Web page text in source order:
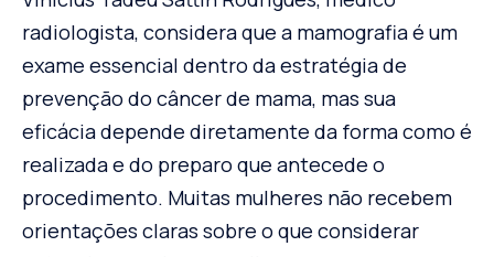
radiologista, considera que a mamografia é um
exame essencial dentro da estratégia de
prevenção do câncer de mama, mas sua
eficácia depende diretamente da forma como é
realizada e do preparo que antecede o
procedimento. Muitas mulheres não recebem
orientações claras sobre o que considerar